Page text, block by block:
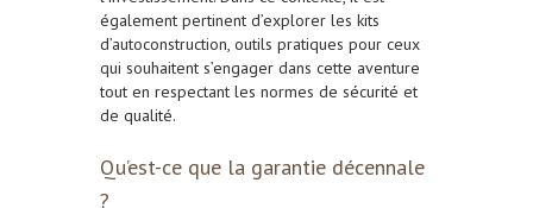
également pertinent d’explorer les kits
d’autoconstruction, outils pratiques pour ceux
qui souhaitent s’engager dans cette aventure
tout en respectant les normes de sécurité et
de qualité.
Qu’est-ce que la garantie décennale
?